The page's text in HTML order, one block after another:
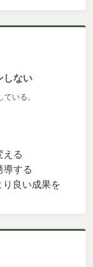
しない
いる。
える
する
良い成果を